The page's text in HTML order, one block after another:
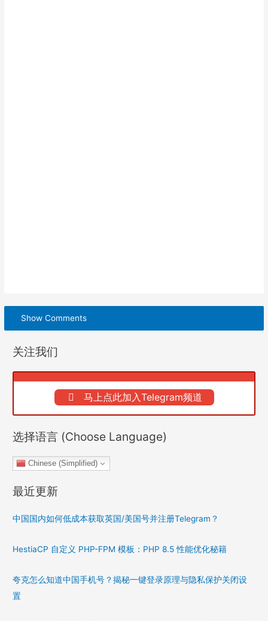
Show Comments
关注我们
马上点此加入Telegram频道
选择语言 (Choose Language)
Chinese (Simplified)
最近更新
中国国内如何低成本获取英国/美国号并注册Telegram？
HestiaCP 自定义 PHP-FPM 模板：PHP 8.5 性能优化秘籍
夸克怎么知道中国手机号？揭秘一键登录原理与隐私保护关闭设
置